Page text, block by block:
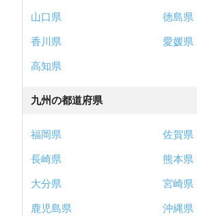
山口県
徳島県
香川県
愛媛県
高知県
九州の都道府県
福岡県
佐賀県
長崎県
熊本県
大分県
宮崎県
鹿児島県
沖縄県